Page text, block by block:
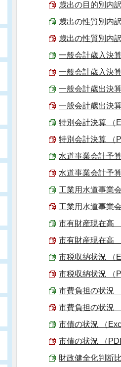
歳出の目的別内
歳出の性質別内
歳出の性質別内
一般会計歳入決
一般会計歳入決
一般会計歳出決
一般会計歳出決
特別会計決算 （
特別会計決算 （
水道事業会計予
水道事業会計予
工業用水道事業
工業用水道事業
市有財産現在高
市有財産現在高
市税収納状況 （
市税収納状況 （
市費負担の状況
市費負担の状況
市債の状況 （
市債の状況 （
財政健全化判断